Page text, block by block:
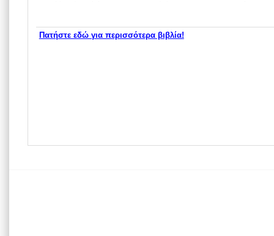
Πατήστε εδώ για περισσότερα βιβλία!